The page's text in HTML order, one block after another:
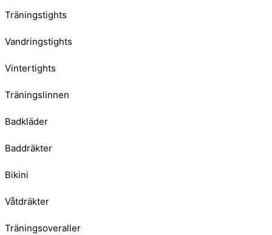
Träningstights
Vandringstights
Vintertights
Träningslinnen
Badkläder
Baddräkter
Bikini
Våtdräkter
Träningsoveraller